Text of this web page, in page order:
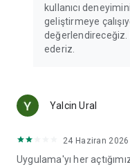
kullanıcı
geliştirmeye
değerlendireceğiz.
ederiz.
Yalcin Ural
24 Haziran 2026
Uygulama'yı her